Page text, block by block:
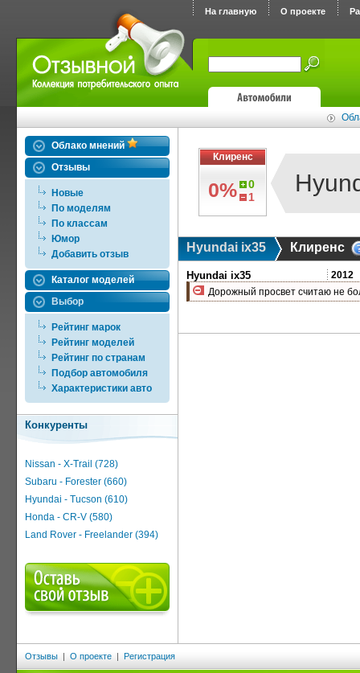
На главную О проекте
Облако мнений
Отзывы
Новые
По моделям
По классам
Юмор
Добавить отзыв
Каталог моделей
Выбор
Рейтинг марок
Рейтинг моделей
Рейтинг по странам
Подбор автомобиля
Характеристики авто
Конкуренты
Nissan - X-Trail (728)
Subaru - Forester (660)
Hyundai - Tucson (610)
Honda - CR-V (580)
Land Rover - Freelander (394)
Клиренс
0%
0
1
Hyundai ix35 Клиренс
Hyundai ix35
2012
Дорожный просвет считаю не
Отзывы | О проекте | Регистрация